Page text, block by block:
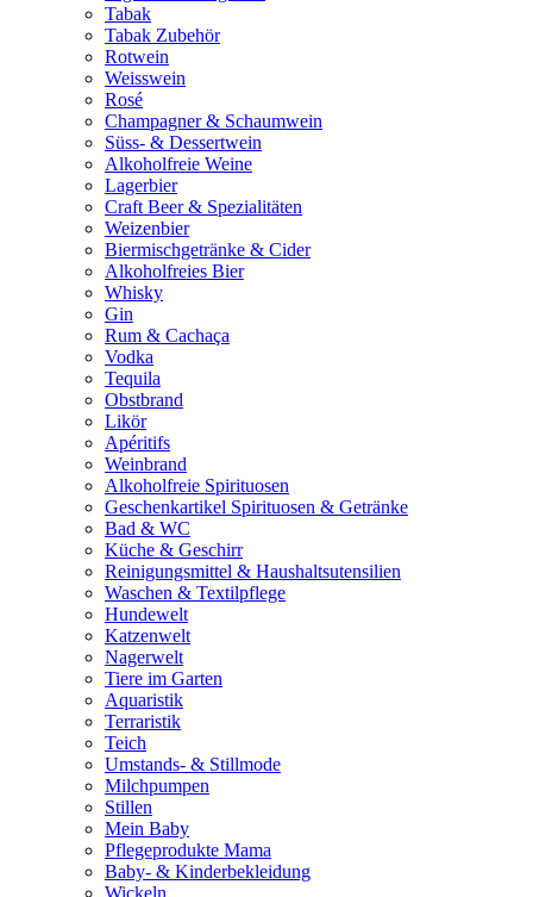
Tabak
Tabak Zubehör
Rotwein
Weisswein
Rosé
Champagner & Schaumwein
Süss- & Dessertwein
Alkoholfreie Weine
Lagerbier
Craft Beer & Spezialitäten
Weizenbier
Biermischgetränke & Cider
Alkoholfreies Bier
Whisky
Gin
Rum & Cachaça
Vodka
Tequila
Obstbrand
Likör
Apéritifs
Weinbrand
Alkoholfreie Spirituosen
Geschenkartikel Spirituosen & Getränke
Bad & WC
Küche & Geschirr
Reinigungsmittel & Haushaltsutensilien
Waschen & Textilpflege
Hundewelt
Katzenwelt
Nagerwelt
Tiere im Garten
Aquaristik
Terraristik
Teich
Umstands- & Stillmode
Milchpumpen
Stillen
Mein Baby
Pflegeprodukte Mama
Baby- & Kinderbekleidung
Wickeln